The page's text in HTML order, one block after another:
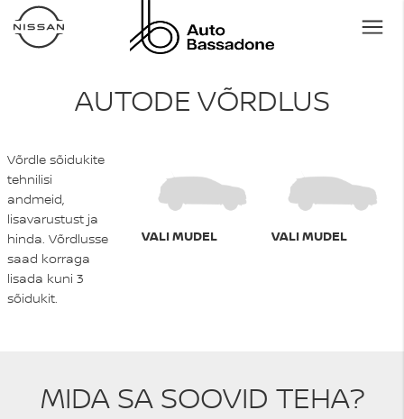
AUTODE VÕRDLUS
Võrdle sõidukite
tehnilisi
andmeid,
lisavarustust ja
hinda. Võrdlusse
saad korraga
lisada kuni 3
sõidukit.
VALI MUDEL VALI MUDEL
MIDA SA SOOVID TEHA?